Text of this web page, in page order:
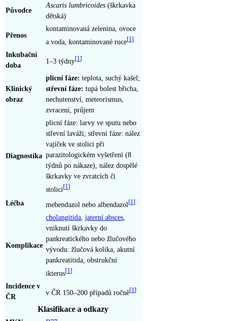
Původce
Ascaris lumbricoides (škrkavka
dětská)
Přenos
kontaminovaná zelenina, ovoce
a voda, kontaminované ruce[1]
Inkubační
doba
1–3 týdny[1]
Klinický
obraz
plicní fáze: teplota, suchý kašel;
střevní fáze: tupá bolest břicha,
nechutenství, meteorismus,
zvracení, průjem
Diagnostika
plicní fáze: larvy ve sputu nebo
střevní laváži; střevní fáze: nález
vajíček ve stolici při
parazitologickém vyšetření (8
týdnů po nákaze), nález dospělé
škrkavky ve zvratcích či
stolici[1]
Léčba mebendazol nebo albendazol[1]
Komplikace
cholangitida jaterní absces
vniknutí škrkavky do
pankreatického nebo žlučového
vývodu: žlučová kolika, akutní
pankreatitida, obstrukční
ikterus[1]
Incidence v
ČR
v ČR 150–200 případů ročně[1]
Klasifikace a odkazy